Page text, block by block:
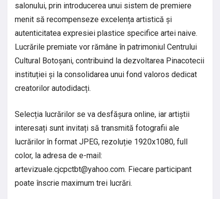
salonului, prin introducerea unui sistem de premiere
menit să recompenseze excelența artistică și
autenticitatea expresiei plastice specifice artei naive.
Lucrările premiate vor rămâne în patrimoniul Centrului
Cultural Botoșani, contribuind la dezvoltarea Pinacotecii
instituției și la consolidarea unui fond valoros dedicat
creatorilor autodidacți.
Selecția lucrărilor se va desfășura online, iar artiștii
interesați sunt invitați să transmită fotografii ale
lucrărilor în format JPEG, rezoluție 1920x1080, full
color, la adresa de e-mail:
artevizuale.cjcpctbt@yahoo.com. Fiecare participant
poate înscrie maximum trei lucrări.